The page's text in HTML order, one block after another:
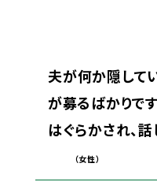
夫が何か隠して
が募るばかりで
はぐらかされ、
（女性）